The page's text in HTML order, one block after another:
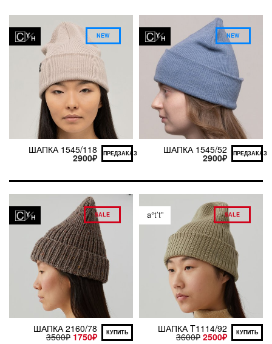
NEW
ШАПКА 1545/118
2900₽ ПРЕДЗАКАЗ
NEW
ШАПКА 1545/52
2900₽ ПРЕДЗАКАЗ
SALE
ШАПКА 2160/78
3500₽ 1750₽ КУПИТЬ
a°t’t” SALE
ШАПКА T1114/92
3600₽ 2500₽ КУПИТЬ